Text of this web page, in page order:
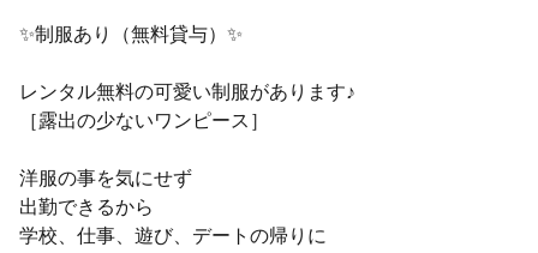
✨制服あり（無料貸与）✨
レンタル無料の可愛い制服があります♪
［露出の少ないワンピース］
洋服の事を気にせず
出勤できるから
学校、仕事、遊び、デートの帰りに